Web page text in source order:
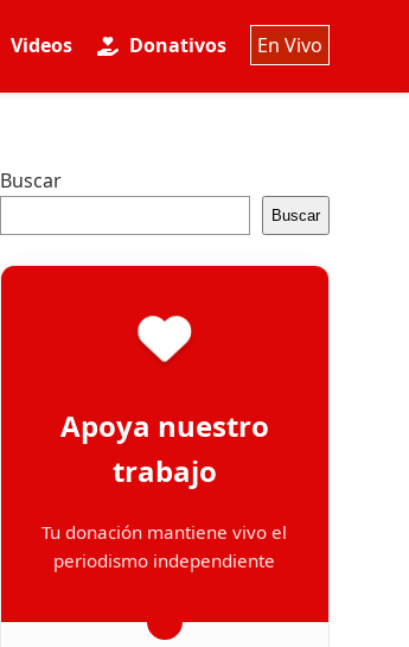
Videos Donativos En Vivo
Buscar
Buscar
Apoya nuestro
trabajo
Tu donación mantiene vivo el
periodismo independiente